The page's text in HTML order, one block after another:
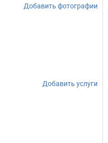
Добавить фотографии
Добавить услуги